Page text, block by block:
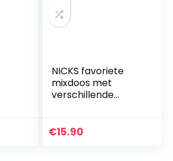
NICKS favoriete
mixdoos met
verschillende
toegevoegde
€15.90